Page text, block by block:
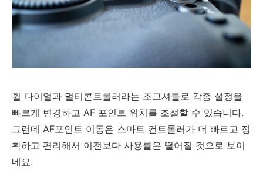
휠 다이얼과 멀티콘트롤러라는 조그셔틀로 각종 설정을
빠르게 변경하고 AF 포인트 위치를 조절할 수 있습니다.
그런데 AF포인트 이동은 스마트 컨트롤러가 더 빠르고 정
확하고 편리해서 이전보다 사용률은 떨어질 것으로 보이
네요.